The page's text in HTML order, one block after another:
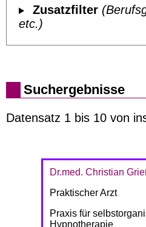
Zusatzfilter
etc.)
Suchergebnisse
Datensatz 1 bis 10 von
Dr.med. Christian
Praktischer Arzt
Praxis für
Hypnotherapie